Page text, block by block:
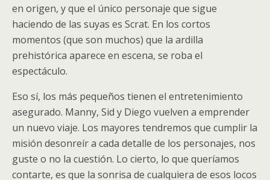
en origen, y que el único personaje que sigue
haciendo de las suyas es Scrat. En los cortos
momentos (que son muchos) que la ardilla
prehistórica aparece en escena, se roba el
espectáculo.
Eso sí, los más pequeños tienen el entretenimiento
asegurado. Manny, Sid y Diego vuelven a emprender
un nuevo viaje. Los mayores tendremos que cumplir la
misión desonreír a cada detalle de los personajes, nos
guste o no la cuestión. Lo cierto, lo que queríamos
contarte, es que la sonrisa de cualquiera de esos locos